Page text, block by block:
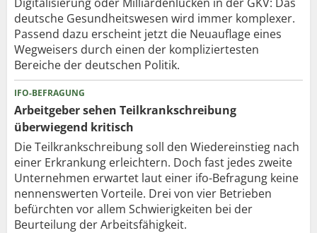
deutsche Gesundheitswesen wird immer komplexer.
Passend dazu erscheint jetzt die Neuauflage eines
Wegweisers durch einen der kompliziertesten
Bereiche der deutschen Politik.
IFO-BEFRAGUNG
Arbeitgeber sehen Teilkrankschreibung
überwiegend kritisch
Die Teilkrankschreibung soll den Wiedereinstieg nach
einer Erkrankung erleichtern. Doch fast jedes zweite
Unternehmen erwartet laut einer ifo-Befragung keine
nennenswerten Vorteile. Drei von vier Betrieben
befürchten vor allem Schwierigkeiten bei der
Beurteilung der Arbeitsfähigkeit.